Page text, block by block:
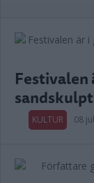
Festivalen
KULTUR 08